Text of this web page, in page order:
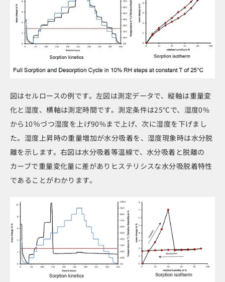
図はセルロースの例です。左図は測定データで、縦軸は重量変
化と湿度、横軸は測定時間です。測定条件は25℃で、湿度0%
から10％づつ湿度を上げ90%まで上げ、次に湿度を下げまし
た。湿度上昇時の重量増加が水分吸着を、湿度現象時は水分脱
離を示します。右図は水分吸着等温線で、水分吸着と脱離の
カーブで重量変化量に差がありヒステリシスな水分吸脱着特性
であることがわかります。